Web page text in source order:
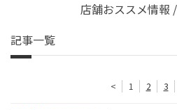
店舗おススメ情報
記事一覧
< 1 2 3